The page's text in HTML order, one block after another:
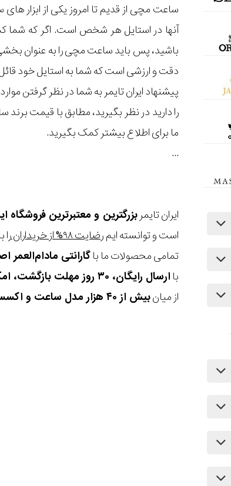
ساعت مچی از قدیم تا امروز یکی از
آنها در استایل هر شخص است. اگر که شما
باشید، پس باید ساعت مچی را به عنوان
دقت و ارزشی است که شما به استایل خود
پیشنهاد ایران تایمر به شما در نظر
را دارید در نظر بگیرید، مطابق با قیمت
ما برای اطلاع بیشتر کمک بگیرید.
...
ایران تایمربزرگترین و معتبرترین فروشگاه
است و توانسته ایمرضایت ۹۸% از خریداران
تمامی محصولات ما باگارانتی مادام‌العمر اصالت، ۵ سال ضمانت موتور و ۱۰ سال
باارسال رایگان، ۳۰ روز مهلت بازگشت، امکان خرید حضوری و انتخاب بین ۳ محصول
از میانبیش از ۴۰ هزار مدل ساعت و اکسسوری اورجینال